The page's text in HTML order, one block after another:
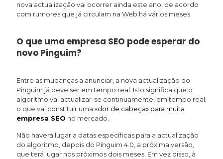
nova actualização vai ocorrer ainda este ano, de acordo
com rumores que já circulam na Web há vários meses.
O que uma empresa SEO pode esperar do
novo Pinguim?
Entre as mudanças a anunciar, a nova actualização do
Pinguim já deve ser em tempo real. Isto significa que o
algoritmo vai actualizar-se continuamente, em tempo real,
o que vai constituir uma «dor de cabeça» para muita
empresa SEO no mercado.
Não haverá lugar a datas específicas para a actualização
do algoritmo, depois do Pinguim 4.0, a próxima versão,
que terá lugar nos próximos dois meses. Em vez disso, à